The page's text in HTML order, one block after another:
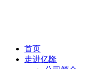
首页
走进亿隆